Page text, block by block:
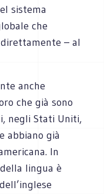
sistema
che
– al
anche
che già sono
negli Stati Uniti,
abbiano già
In
lingua è